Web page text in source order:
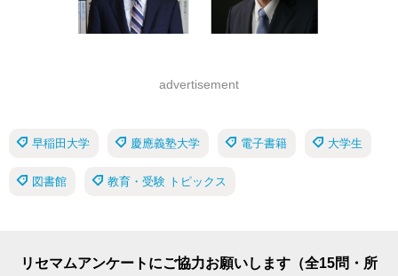
advertisement
早稲田大学 慶應義塾大学 電子書籍 大学生
図書館 教育・受験 トピックス
リセマムアンケートにご協力お願いします（全15問・所